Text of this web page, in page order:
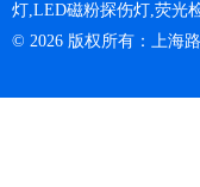
灯,LED磁粉探伤灯,荧光
© 2026 版权所有：上海